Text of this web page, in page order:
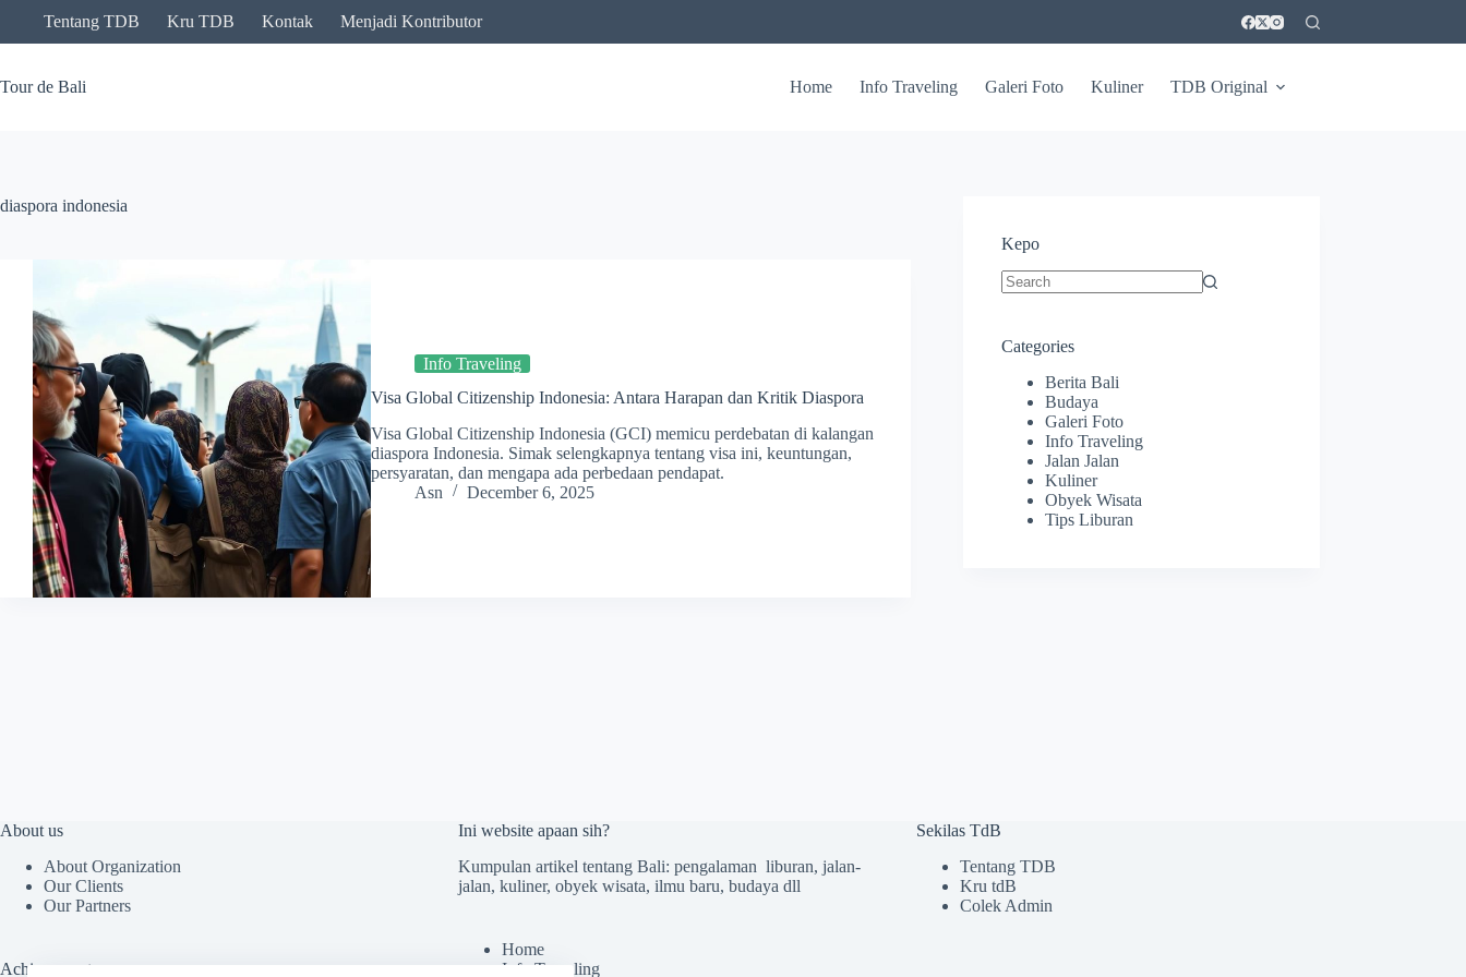
content
Tentang TDB Kru TDB Kontak Menjadi Kontributor
Tour de Bali Home Info Traveling Galeri Foto Kuliner TDB Original
diaspora indonesia
Info Traveling
Visa Global Citizenship Indonesia: Antara Harapan dan Kritik Diaspora
Visa Global Citizenship Indonesia (GCI) memicu perdebatan di kalangan
diaspora Indonesia. Simak selengkapnya tentang visa ini, keuntungan,
persyaratan, dan mengapa ada perbedaan pendapat.
Asn
December 6, 2025
Kepo
Categories
Berita Bali
Budaya
Galeri Foto
Info Traveling
Jalan Jalan
Kuliner
Obyek Wisata
Tips Liburan
About us
About Organization
Our Clients
Our Partners
Achievements
Ini website apaan sih?
Kumpulan artikel tentang Bali: pengalaman liburan, jalan-
jalan, kuliner, obyek wisata, ilmu baru, budaya dll
Home
Info Traveling
Sekilas TdB
Tentang TDB
Kru tdB
Colek Admin